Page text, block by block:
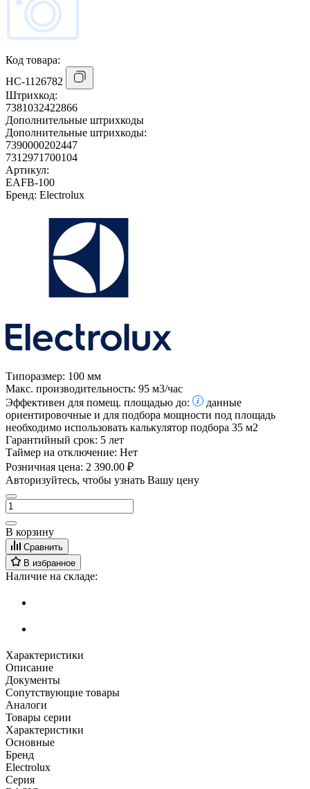
Код товара:
НС-1126782
Штрихкод:
7381032422866
Дополнительные штрихкоды
Дополнительные штрихкоды:
7390000202447
7312971700104
Артикул:
EAFB-100
Бренд: Electrolux
Типоразмер: 100 мм
Макс. производительность: 95 м3/час
Эффективен для помещ. площадью до:
данные
ориентировочные и для подбора мощности под площадь
необходимо использовать калькулятор подбора 35 м2
Гарантийный срок: 5 лет
Таймер на отключение: Нет
Розничная цена: 2 390.00 ₽
Авторизуйтесь, чтобы узнать Вашу цену
В корзину
Сравнить
В избранное
Наличие на складе:
Характеристики
Описание
Документы
Сопутствующие товары
Аналоги
Товары серии
Характеристики
Основные
Бренд
Electrolux
Серия